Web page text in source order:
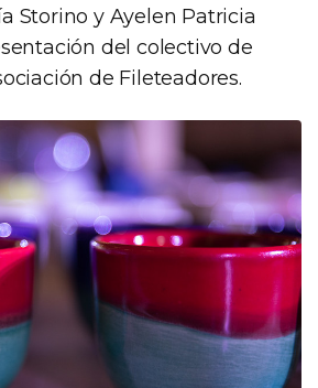
Storino y Ayelen Patricia
del colectivo de
de Fileteadores.